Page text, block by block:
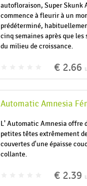
autofloraison, Super Skunk
commence à fleurir à un
prédéterminé,
cinq semaines après que les
du milieu de croissance.
€ 2.66
Automatic Amnesia
L' Automatic Amnesia offre
petites têtes extrêmement
couvertes d'une épaisse
collante.
€ 2.39